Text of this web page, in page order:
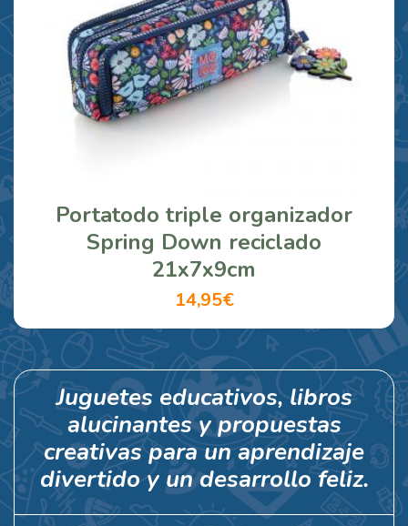
Portatodo triple organizador
Spring Down reciclado
21x7x9cm
14,95€
Juguetes educativos, libros
alucinantes y propuestas
creativas para un aprendizaje
divertido y un desarrollo feliz.